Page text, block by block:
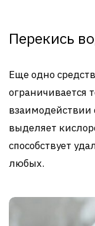
Перекись
Еще одно
взаимодействии
выделяет
способствует
любых.